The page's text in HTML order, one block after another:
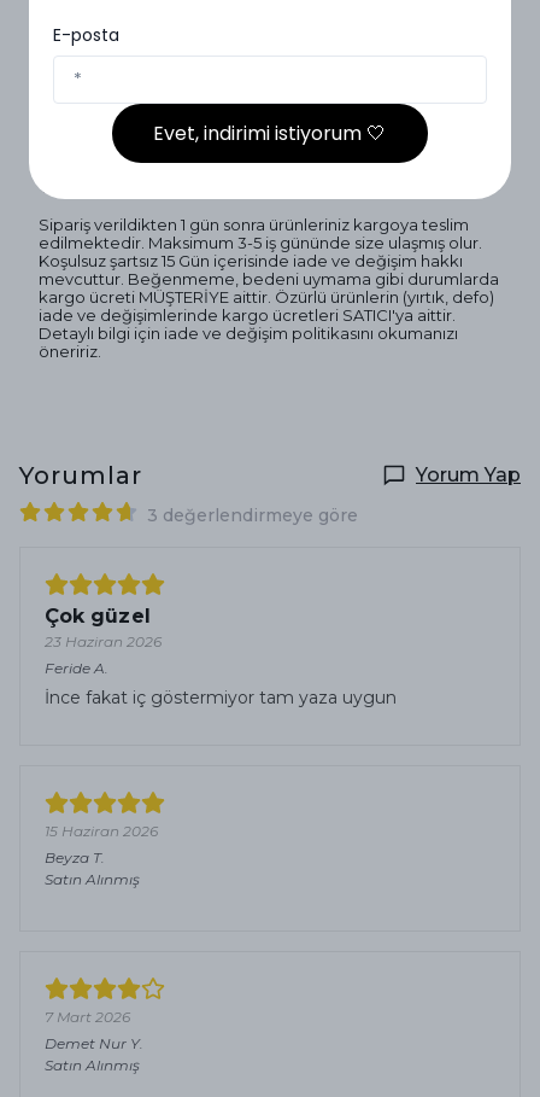
Vade Farksız 3 Taksit
Ürün Açıklaması
Teslimat ve İade
Sipariş verildikten 1 gün sonra ürünleriniz kargoya teslim
edilmektedir. Maksimum 3-5 iş gününde size ulaşmış olur.
Koşulsuz şartsız 15 Gün içerisinde iade ve değişim hakkı
mevcuttur. Beğenmeme, bedeni uymama gibi durumlarda
kargo ücreti MÜŞTERİYE aittir. Özürlü ürünlerin (yırtık, defo)
iade ve değişimlerinde kargo ücretleri SATICI'ya aittir.
Detaylı bilgi için iade ve değişim politikasını okumanızı
öneririz.
Yorumlar Yorum Yap
3 değerlendirmeye göre
Çok güzel
23 Haziran 2026
Feride A.
İnce fakat iç göstermiyor tam yaza uygun
15 Haziran 2026
Beyza T.
Satın Alınmış
7 Mart 2026
Demet Nur Y.
Satın Alınmış
E-posta
Evet, indirimi istiyorum 🤍